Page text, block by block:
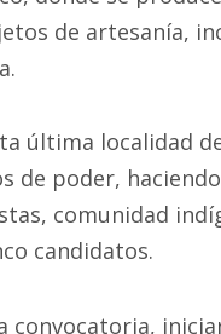
de artesanía,
última localidad
de poder,
comunidad
candidatos.
convocatoria,